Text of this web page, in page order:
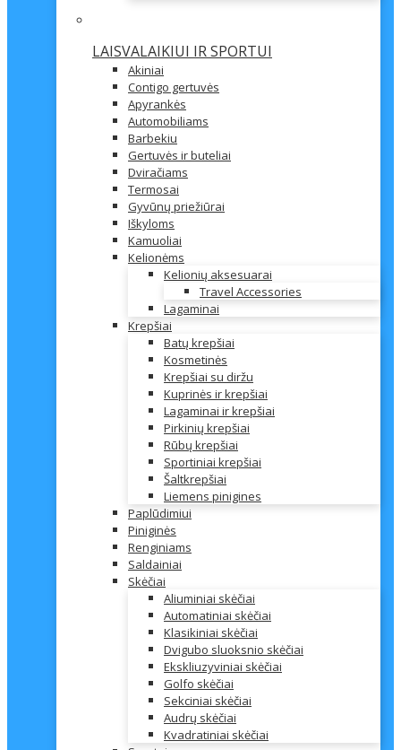
LAISVALAIKIUI IR SPORTUI
Akiniai
Contigo gertuvės
Apyrankės
Automobiliams
Barbekiu
Gertuvės ir buteliai
Dviračiams
Termosai
Gyvūnų priežiūrai
Iškyloms
Kamuoliai
Kelionėms
Kelionių aksesuarai
Travel Accessories
Lagaminai
Krepšiai
Batų krepšiai
Kosmetinės
Krepšiai su diržu
Kuprinės ir krepšiai
Lagaminai ir krepšiai
Pirkinių krepšiai
Rūbų krepšiai
Sportiniai krepšiai
Šaltkrepšiai
Liemens pinigines
Paplūdimiui
Piniginės
Renginiams
Saldainiai
Skėčiai
Aliuminiai skėčiai
Automatiniai skėčiai
Klasikiniai skėčiai
Dvigubo sluoksnio skėčiai
Ekskliuzyviniai skėčiai
Golfo skėčiai
Sekciniai skėčiai
Audrų skėčiai
Kvadratiniai skėčiai